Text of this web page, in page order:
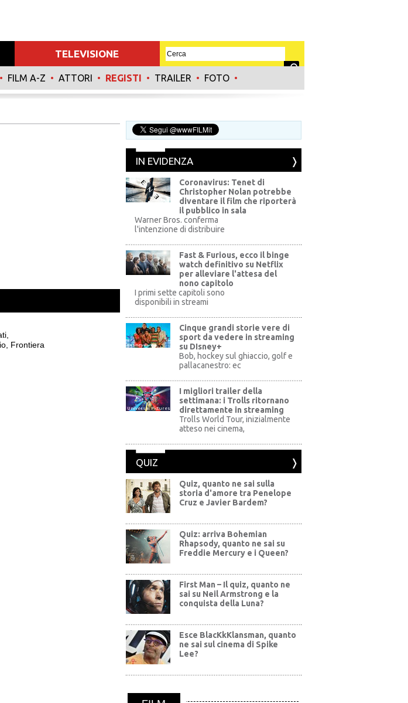
TELEVISIONE
• FILM A-Z • ATTORI • REGISTI • TRAILER • FOTO •
Frontiera
IN EVIDENZA
WB
Coronavirus: Tenet di
Christopher Nolan potrebbe
diventare il film che riporterà
il pubblico in sala
Warner Bros. conferma
l'intenzione di distribuire
Fast & Furious, ecco il binge
watch definitivo su Netflix
per alleviare l'attesa del
nono capitolo
I primi sette capitoli sono
disponibili in streami
Disney+
Cinque grandi storie vere di
sport da vedere in streaming
su DIsney+
Bob, hockey sul ghiaccio, golf e
pallacanestro: ec
Universal Pictures
I migliori trailer della
settimana: i Trolls ritornano
direttamente in streaming
Trolls World Tour, inizialmente
atteso nei cinema,
QUIZ
Quiz, quanto ne sai sulla
storia d'amore tra Penelope
Cruz e Javier Bardem?
Quiz: arriva Bohemian
Rhapsody, quanto ne sai su
Freddie Mercury e i Queen?
First Man – Il quiz, quanto ne
sai su Neil Armstrong e la
conquista della Luna?
Esce BlacKkKlansman, quanto
ne sai sul cinema di Spike
Lee?